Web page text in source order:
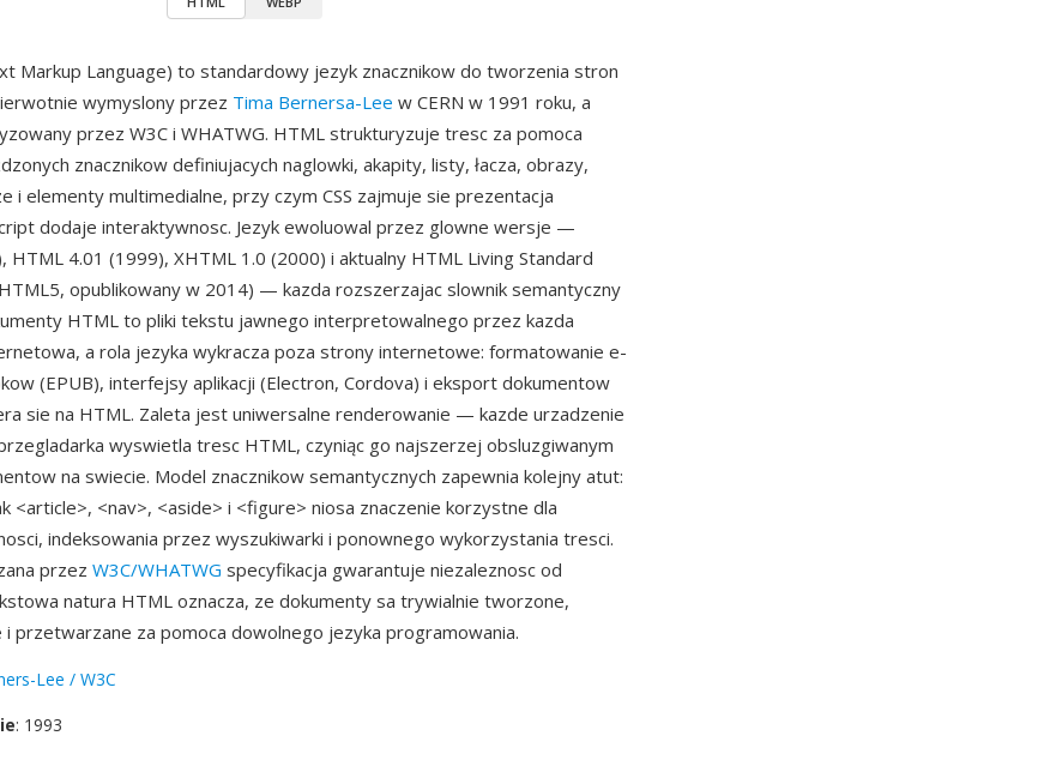
Markup Language) to standardowy jezyk znacznikow do tworzenia stron
wymyslony przez Tima Bernersa-Lee w CERN w 1991 roku, a
przez W3C i WHATWG. HTML strukturyzuje tresc za pomoca
znacznikow definiujacych naglowki, akapity, listy, łacza, obrazy,
i elementy multimedialne, przy czym CSS zajmuje sie prezentacja
dodaje interaktywnosc. Jezyk ewoluowal przez glowne wersje —
HTML 4.01 (1999), XHTML 1.0 (2000) i aktualny HTML Living Standard
opublikowany w 2014) — kazda rozszerzajac slownik semantyczny
HTML to pliki tekstu jawnego interpretowalnego przez kazda
a rola jezyka wykracza poza strony internetowe: formatowanie e-
(EPUB), interfejsy aplikacji (Electron, Cordova) i eksport dokumentow
sie na HTML. Zaleta jest uniwersalne renderowanie — kazde urzadzenie
wyswietla tresc HTML, czyniąc go najszerzej obsluzgiwanym
na swiecie. Model znacznikow semantycznych zapewnia kolejny atut:
<article>, <nav>, <aside> i <figure> niosa znaczenie korzystne dla
indeksowania przez wyszukiwarki i ponownego wykorzystania tresci.
przez W3C/WHATWG specyfikacja gwarantuje niezaleznosc od
natura HTML oznacza, ze dokumenty sa trywialnie tworzone,
i przetwarzane za pomoca dowolnego jezyka programowania.
Lee / W3C
: 1993